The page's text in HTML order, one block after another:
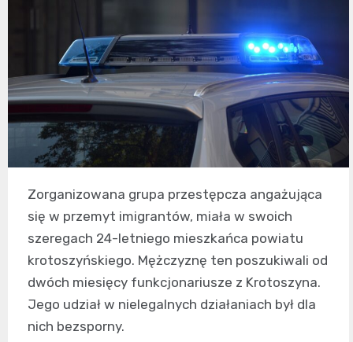
Zorganizowana grupa przestępcza angażująca
się w przemyt imigrantów, miała w swoich
szeregach 24-letniego mieszkańca powiatu
krotoszyńskiego. Mężczyznę ten poszukiwali od
dwóch miesięcy funkcjonariusze z Krotoszyna.
Jego udział w nielegalnych działaniach był dla
nich bezsporny.